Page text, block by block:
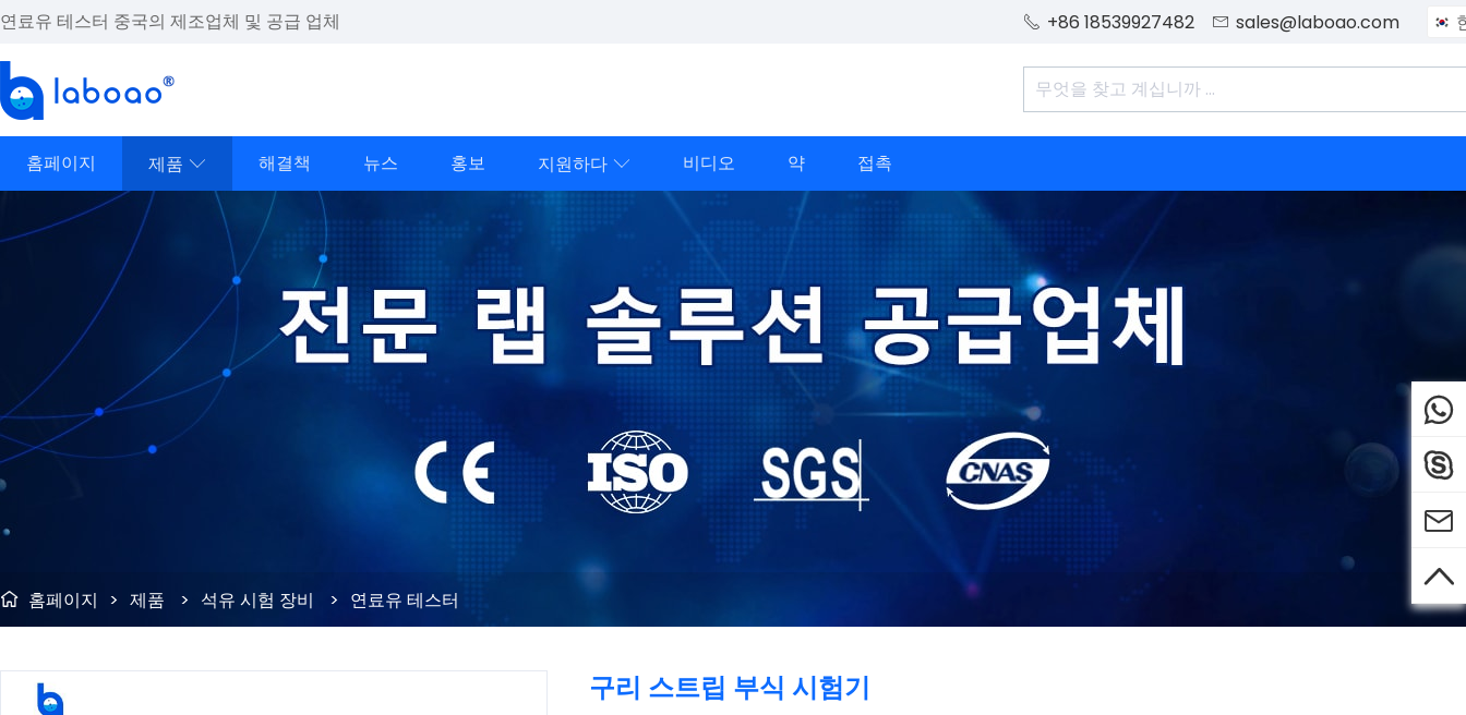
연료유 테스터 중국의 제조업체 및 공급 업체  +86 18539927482  sales@laboao.com
홈페이지 제품  해결책 뉴스 홍보 지원하다  비디오 약 접촉
 홈페이지 > 제품 > 석유 시험 장비 > 연료유 테스터
구리 스트립 부식 시험기



